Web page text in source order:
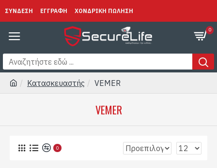
ΣΥΝΔΕΣΗ ΕΓΓΡΑΦΗ ΧΟΝΔΡΙΚΗ ΠΩΛΗΣΗ
0
Κατασκευαστής VEMER
VEMER
0